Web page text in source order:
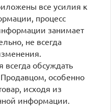
все усилия к
процесс
занимает
не всегда
всегда обсуждать
особенно
исходя из
информации.